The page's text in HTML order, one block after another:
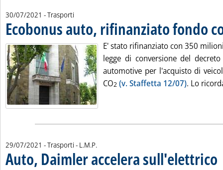
30/07/2021 - Trasporti
Ecobonus auto, rifinanziato fondo
E' stato rifinanziato con 350
legge di conversione del
automotive per l'acquisto di
CO2 (v. Staffetta 12/07). Lo
29/07/2021 - Trasporti - di:
L.M.P.
Auto, Daimler accelera sull'elettrico